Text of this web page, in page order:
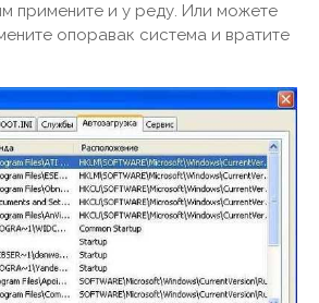
примените и у реду. Или можете
опоравак система и вратите